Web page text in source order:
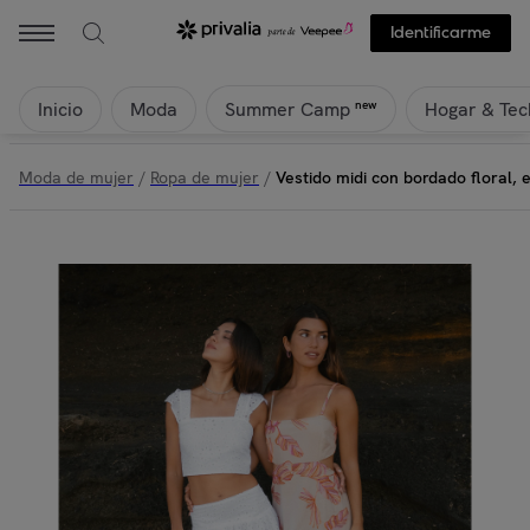
Identificarme
Inicio Moda Summer Camp new Hogar &
Moda de mujer / Ropa de mujer / Vestido midi con bordado floral,